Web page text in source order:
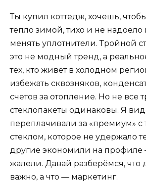
Ты купил коттедж, хочешь,
тепло зимой, тихо и не
менять уплотнители. Тройной
это не модный тренд, а
тех, кто живёт в холодном
избежать сквозняков,
счетов за отопление. Но не все
стеклопакеты одинаковы. Я
переплачивали за «премиум» с
стеклом, которое не удержало
другие экономили на профиле
жалели. Давай разберёмся, что
важно, а что — маркетинг.